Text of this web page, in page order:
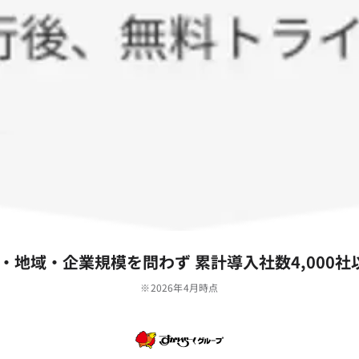
地域‧企業規模を問わず 累計導⼊社数4,000社
※2026年4月時点